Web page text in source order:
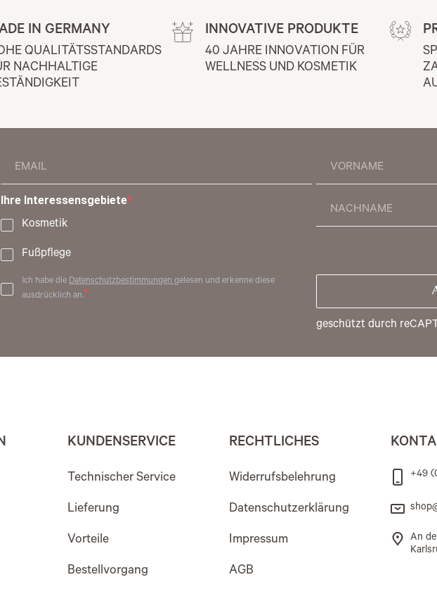
IN GERMANY
QUALITÄTSSTANDARDS
NACHHALTIGE
INNOVATIVE PRODUKTE
40 JAHRE INNOVATION FÜR
WELLNESS UND KOSMETIK
Ihre Interessensgebiete
Kosmetik
Fußpflege
Ich habe dieDatenschutzbestimmungengelesen und erkenne diese
ausdrücklich an.
geschützt durch
KUNDENSERVICE
Technischer Service
Lieferung
Vorteile
Bestellvorgang
RECHTLICHES
Widerrufsbelehrung
Datenschutzerklärung
Impressum
AGB
+49
An